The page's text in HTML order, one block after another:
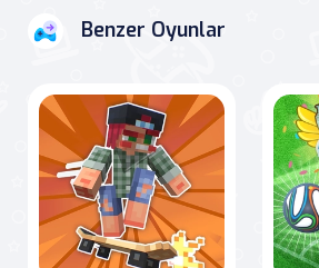
Benzer Oyunlar